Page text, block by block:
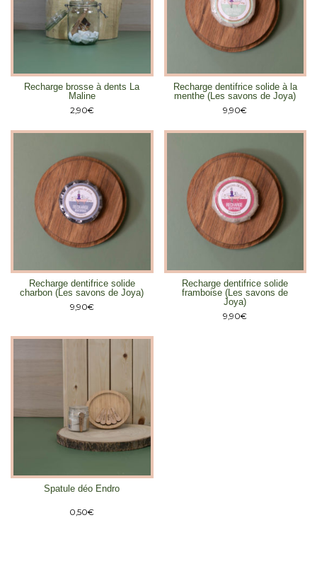
Recharge brosse à dents La
Maline
2,90€
Recharge dentifrice solide à la
menthe (Les savons de Joya)
9,90€
Recharge dentifrice solide
charbon (Les savons de Joya)
9,90€
Recharge dentifrice solide
framboise (Les savons de
Joya)
9,90€
Spatule déo Endro
0,50€